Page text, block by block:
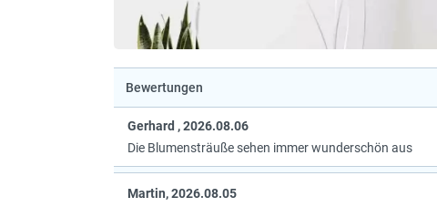
Bewertungen
Gerhard , 2026.08.06
Die Blumensträuße sehen immer wunderschön aus
Martin, 2026.08.05